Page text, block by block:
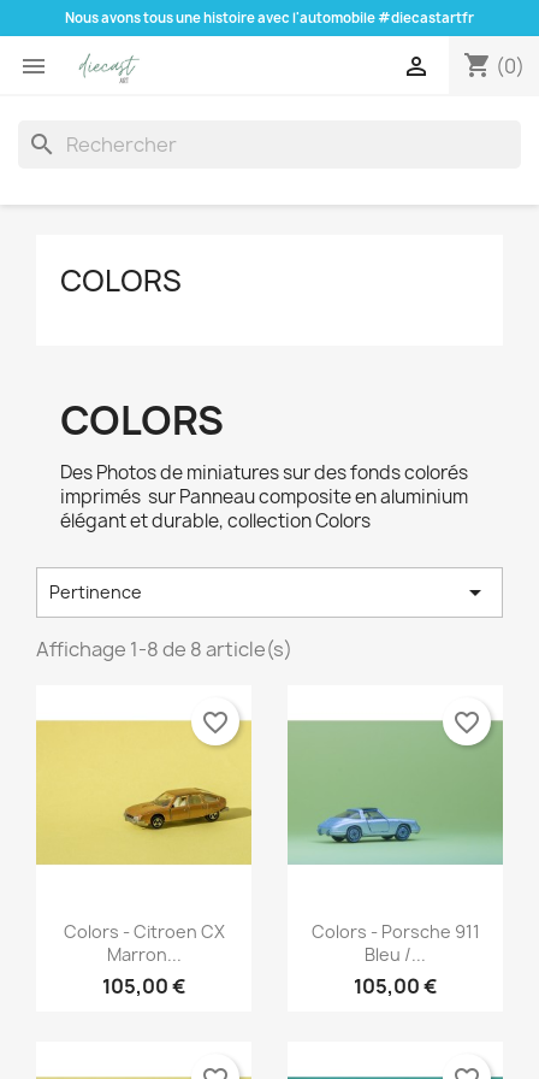
Nous avons tous une histoire avec l'automobile #diecastartfr
 shopping_cart (0)

search
COLORS
COLORS
Des Photos de miniatures sur des fonds colorés
imprimés sur Panneau composite en aluminium
élégant et durable, collection Colors
Pertinence 
Affichage 1-8 de 8 article(s)
Aperçu rapide
Colors - Citroen CX
Marron...
105,00 €
favorite_border
Aperçu rapide
Colors - Porsche 911
Bleu /...
105,00 €
favorite_border